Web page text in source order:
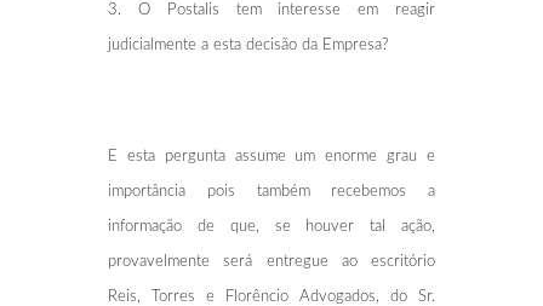
3. O Postalis tem interesse em reagir
judicialmente a esta decisão da Empresa?
E esta pergunta assume um enorme grau e
importância pois também recebemos a
informação de que, se houver tal ação,
provavelmente será entregue ao escritório
Reis, Torres e Florêncio Advogados, do Sr.